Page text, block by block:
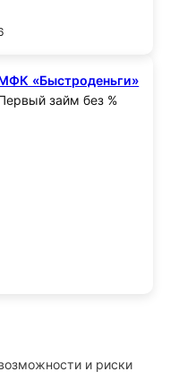
«Быстроденьги»
займ без %
и риски